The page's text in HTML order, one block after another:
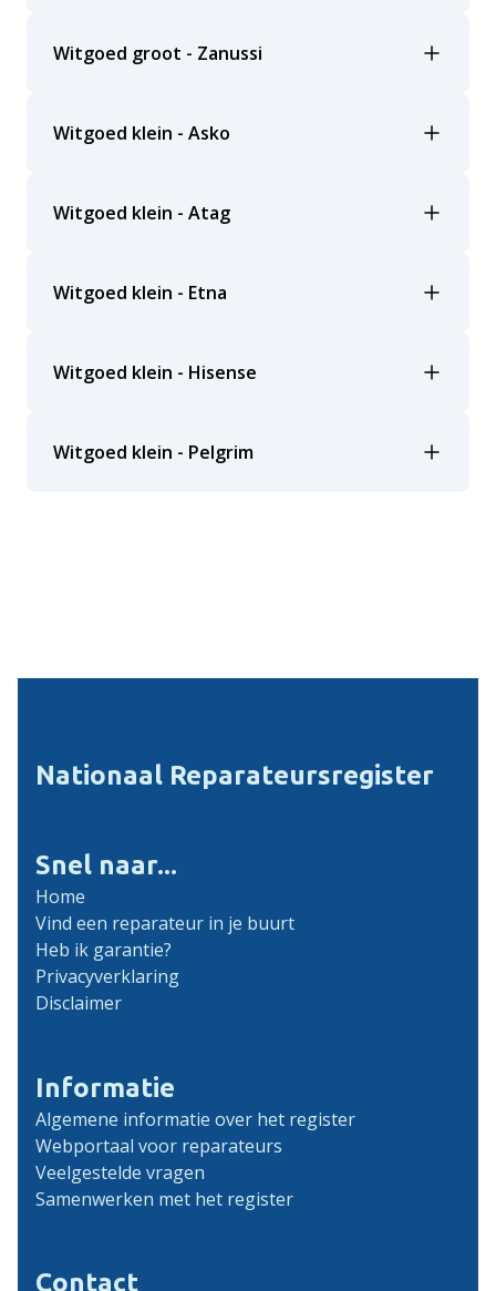
Witgoed groot - Zanussi
Witgoed klein - Asko
Witgoed klein - Atag
Witgoed klein - Etna
Witgoed klein - Hisense
Witgoed klein - Pelgrim
Nationaal Reparateursregister
Snel naar...
Home
Vind een reparateur in je buurt
Heb ik garantie?
Privacyverklaring
Disclaimer
Informatie
Algemene informatie over het register
Webportaal voor reparateurs
Veelgestelde vragen
Samenwerken met het register
Contact